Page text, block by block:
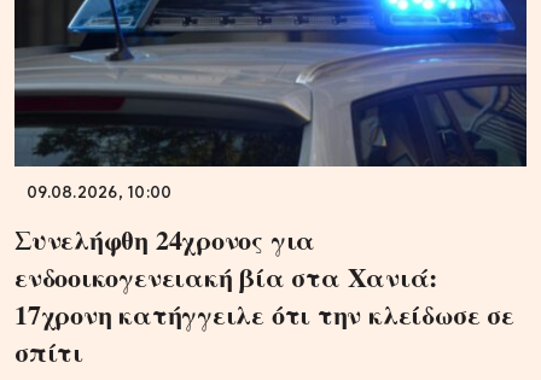
09.08.2026, 10:00
Συνελήφθη 24χρονος για
ενδοοικογενειακή βία στα Χανιά:
17χρονη κατήγγειλε ότι την κλείδωσε σε
σπίτι